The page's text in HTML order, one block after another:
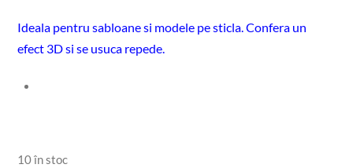
Ideala pentru sabloane si modele pe sticla. Confera un
efect 3D si se usuca repede.
10 în stoc